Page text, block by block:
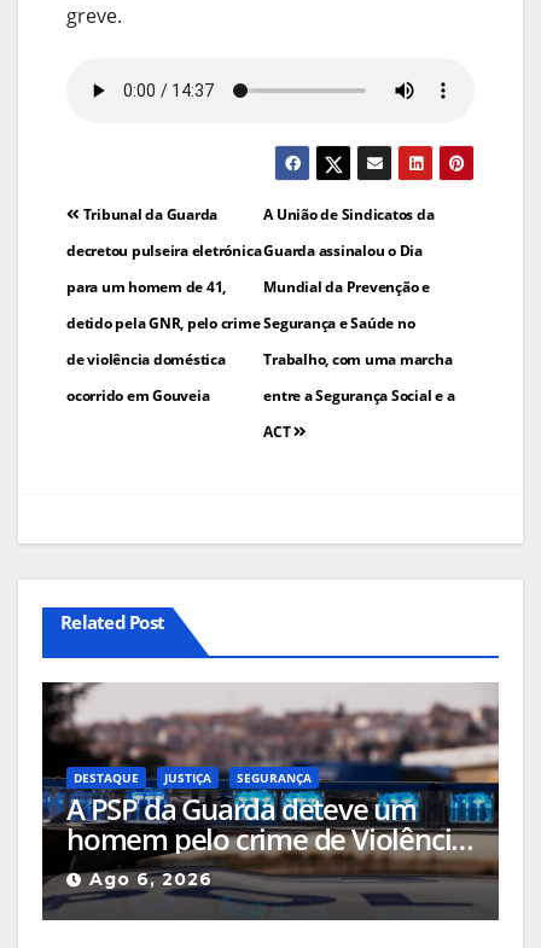
greve.
Navegação
de
artigos
A União de Sindicatos da
Guarda assinalou o Dia
Mundial da Prevenção e
Segurança e Saúde no
Trabalho, com uma marcha
entre a Segurança Social e a
ACT
Tribunal da Guarda
decretou pulseira eletrónica
para um homem de 41,
detido pela GNR, pelo crime
de violência doméstica
ocorrido em Gouveia
Related Post
DESTAQUE JUSTIÇA SEGURANÇA
A PSP da Guarda deteve um
homem pelo crime de Violência
Doméstica após agressão grave
na via pública
Ago 6, 2026